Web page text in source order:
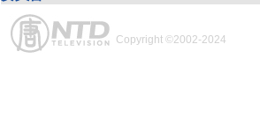
Copyright ©2002-2024